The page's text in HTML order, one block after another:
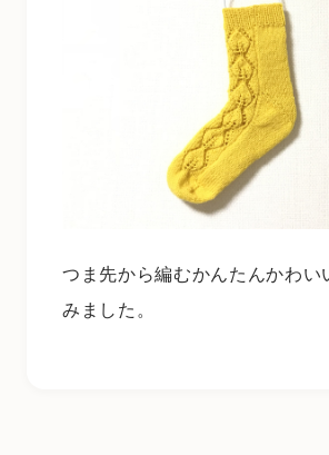
つま先から編むかんたんかわい
みました。